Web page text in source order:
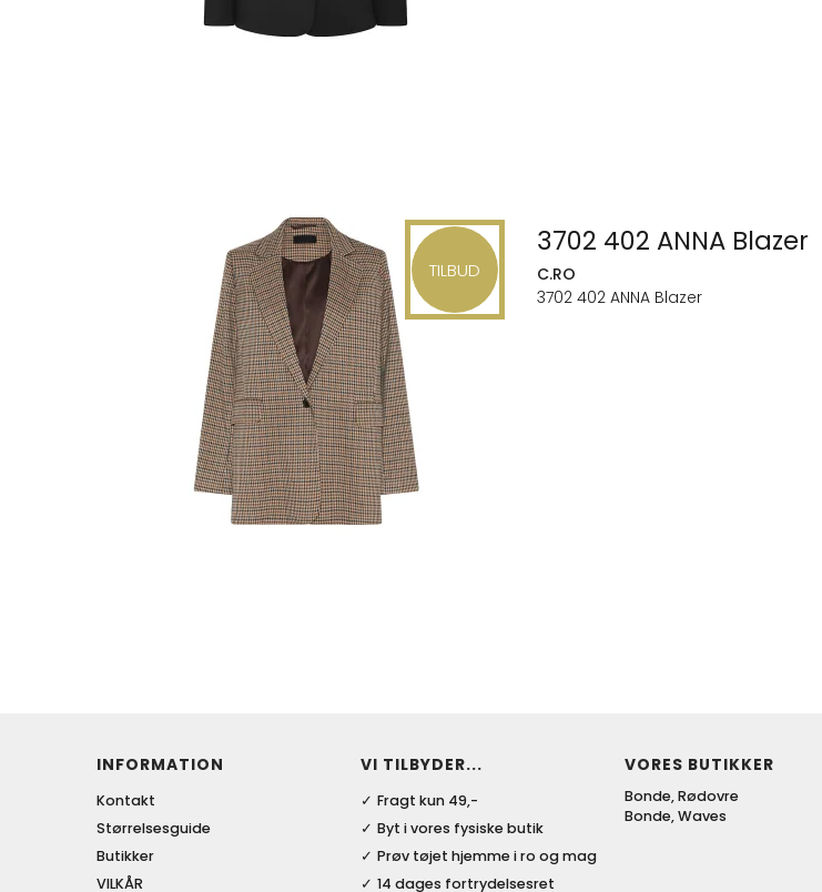
TILBUD
3702 402 ANNA Blazer
C.RO
3702 402 ANNA Blazer
INFORMATION
Kontakt
Størrelsesguide
Butikker
VILKÅR
VI TILBYDER...
Fragt kun 49,-
Byt i vores fysiske butik
Prøv tøjet hjemme i ro og mag
14 dages fortrydelsesret
VORES BUTIKKER
Bonde, Rødovre
Bonde, Waves